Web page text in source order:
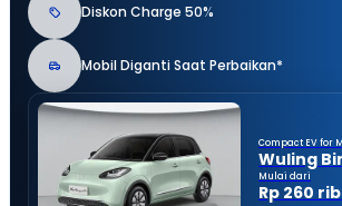
Diskon Charge 50%
Mobil Diganti Saat Perbaikan*
Compact EV for
Wuling
Mulai dari
Rp 260